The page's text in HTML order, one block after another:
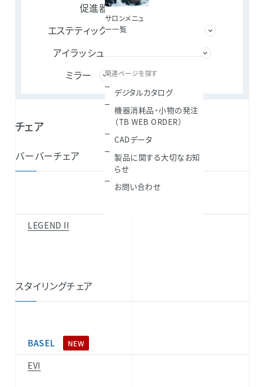
サロンメニュ
ー一覧
関連ページを探す
デジタルカタログ
機器消耗品・小物の発注
（TB WEB ORDER）
CADデータ
製品に関する大切なお知
らせ
お問い合わせ
促進器・ドライマシン
エステティック・脱毛メニュー用機器
アイラッシュ
サロン家具
ミラー
サロンPOS
チェア
バーバーチェア
LEGEND II
スタイリングチェア
BASEL NEW
EVI